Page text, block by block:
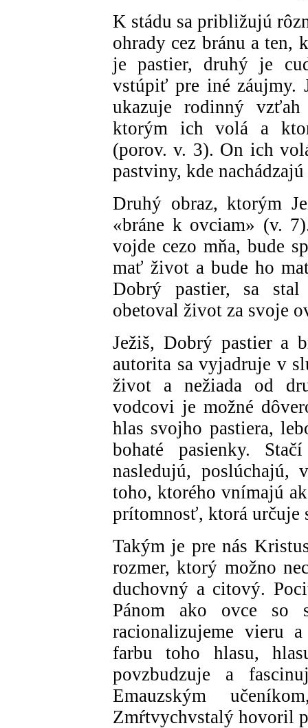
K stádu sa približujú
ohrady cez bránu a ten,
je pastier, druhý je
vstúpiť pre iné záujmy.
ukazuje rodinný
ktorým ich volá a
(porov. v. 3). On ich
pastviny, kde
Druhý obraz, ktorým
«bráne k ovciam» (v.
vojde cezo mňa, bude
mať život a bude ho
Dobrý pastier, sa
obetoval život za svoje
Ježiš, Dobrý pastier a
autorita sa vyjadruje v
život a nežiada od
vodcovi je možné
hlas svojho pastiera,
bohaté pasienky.
nasledujú, poslúchajú,
toho, ktorého vnímajú
prítomnosť, ktorá určuje
Takým je pre nás
rozmer, ktorý možno
duchovný a citový.
Pánom ako ovce so
racionalizujeme vieru
farbu toho hlasu,
povzbudzuje a
Emauzským
Zmŕtvychvstalý hovoril